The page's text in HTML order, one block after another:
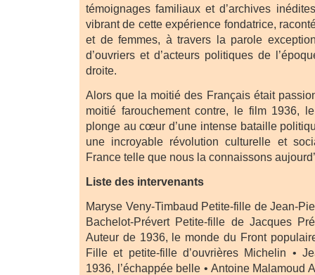
témoignages familiaux et d’archives
vibrant de cette expérience fondatrice,
et de femmes, à travers la parole
d’ouvriers et d’acteurs politiques de
droite.
Alors que la moitié des Français était
moitié farouchement contre, le film 1936,
plonge au cœur d’une intense bataille
une incroyable révolution culturelle et
France telle que nous la connaissons
Liste des intervenants
Maryse Veny-Timbaud Petite-fille de Jean-
Bachelot-Prévert Petite-fille de Jacques
Auteur de 1936, le monde du Front
Fille et petite-fille d’ouvrières Michelin •
1936, l’échappée belle • Antoine Malamoud